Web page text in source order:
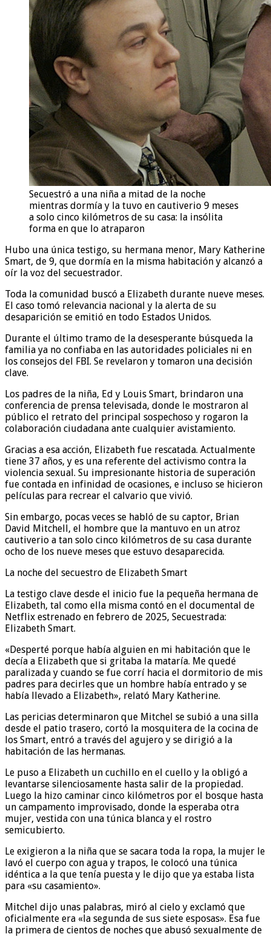
Secuestró a una niña a mitad de la noche
mientras dormía y la tuvo en cautiverio 9 meses
a solo cinco kilómetros de su casa: la insólita
forma en que lo atraparon
Hubo una única testigo, su hermana menor, Mary Katherine
Smart, de 9, que dormía en la misma habitación y alcanzó a
oír la voz del secuestrador.
Toda la comunidad buscó a Elizabeth durante nueve meses.
El caso tomó relevancia nacional y la alerta de su
desaparición se emitió en todo Estados Unidos.
Durante el último tramo de la desesperante búsqueda la
familia ya no confiaba en las autoridades policiales ni en
los consejos del FBI. Se revelaron y tomaron una decisión
clave.
Los padres de la niña, Ed y Louis Smart, brindaron una
conferencia de prensa televisada, donde le mostraron al
público el retrato del principal sospechoso y rogaron la
colaboración ciudadana ante cualquier avistamiento.
Gracias a esa acción, Elizabeth fue rescatada. Actualmente
tiene 37 años, y es una referente del activismo contra la
violencia sexual. Su impresionante historia de superación
fue contada en infinidad de ocasiones, e incluso se hicieron
películas para recrear el calvario que vivió.
Sin embargo, pocas veces se habló de su captor, Brian
David Mitchell, el hombre que la mantuvo en un atroz
cautiverio a tan solo cinco kilómetros de su casa durante
ocho de los nueve meses que estuvo desaparecida.
La noche del secuestro de Elizabeth Smart
La testigo clave desde el inicio fue la pequeña hermana de
Elizabeth, tal como ella misma contó en el documental de
Netflix estrenado en febrero de 2025, Secuestrada:
Elizabeth Smart.
«Desperté porque había alguien en mi habitación que le
decía a Elizabeth que si gritaba la mataría. Me quedé
paralizada y cuando se fue corrí hacia el dormitorio de mis
padres para decirles que un hombre había entrado y se
había llevado a Elizabeth», relató Mary Katherine.
Las pericias determinaron que Mitchel se subió a una silla
desde el patio trasero, cortó la mosquitera de la cocina de
los Smart, entró a través del agujero y se dirigió a la
habitación de las hermanas.
Le puso a Elizabeth un cuchillo en el cuello y la obligó a
levantarse silenciosamente hasta salir de la propiedad.
Luego la hizo caminar cinco kilómetros por el bosque hasta
un campamento improvisado, donde la esperaba otra
mujer, vestida con una túnica blanca y el rostro
semicubierto.
Le exigieron a la niña que se sacara toda la ropa, la mujer le
lavó el cuerpo con agua y trapos, le colocó una túnica
idéntica a la que tenía puesta y le dijo que ya estaba lista
para «su casamiento».
Mitchel dijo unas palabras, miró al cielo y exclamó que
oficialmente era «la segunda de sus siete esposas». Esa fue
la primera de cientos de noches que abusó sexualmente de